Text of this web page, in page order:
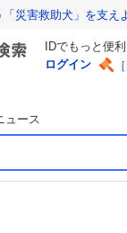
災害救助犬」を支え
IDでもっと便
ログイン
ュース